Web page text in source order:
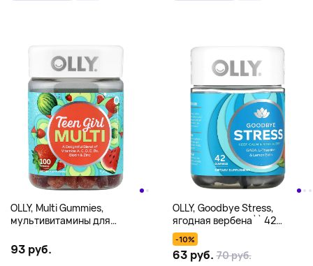
OLLY, Multi Gummies,
мультивитамины для
дыня, 100 жевательных
таблеток
93 руб.
OLLY, Goodbye Stress,
ягодная вербена`` 42
жевательных мармеладки
-10%
63 руб. 70 руб.